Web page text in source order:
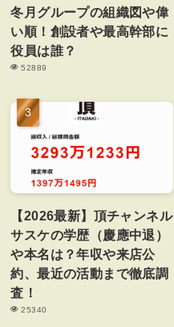
冬月グループの組織図や偉
い順！創設者や最高幹部に
役員は誰？
52889
【2026最新】頂チャンネル
サスケの学歴（慶應中退）
や本名は？年収や来店公
約、最近の活動まで徹底調
査！
25340